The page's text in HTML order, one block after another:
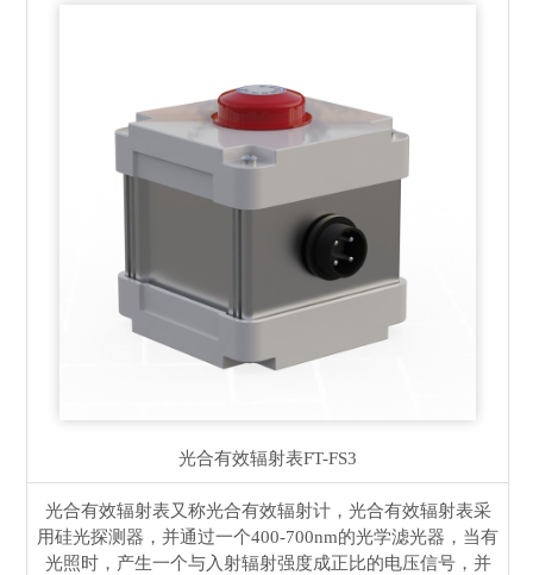
光合有效辐射表FT-FS3
光合有效辐射表又称光合有效辐射计，光合有效辐射表采
用硅光探测器，并通过一个400-700nm的光学滤光器，当有
光照时，产生一个与入射辐射强度成正比的电压信号，并